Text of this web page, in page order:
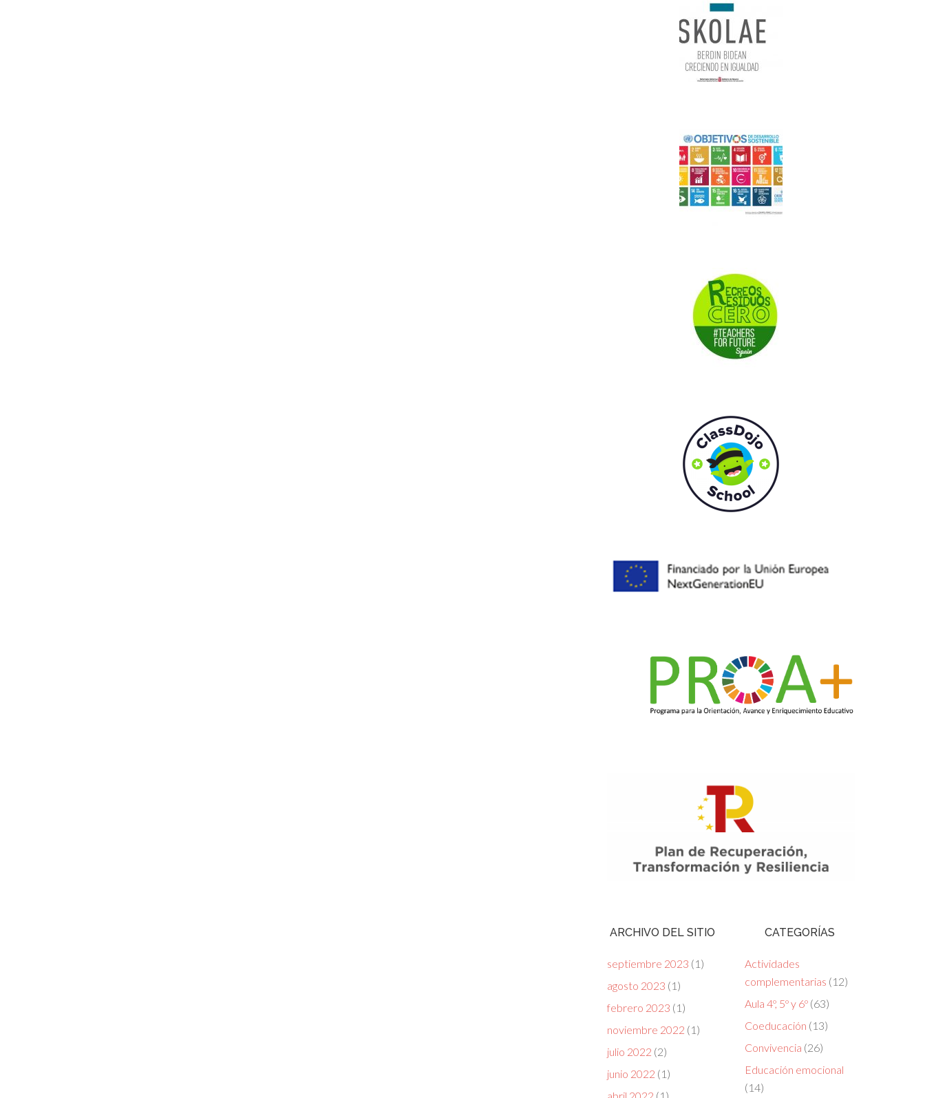
ARCHIVO DEL SITIO
septiembre 2023 (1)
agosto 2023 (1)
febrero 2023 (1)
noviembre 2022 (1)
julio 2022 (2)
junio 2022 (1)
abril 2022 (1)
CATEGORÍAS
Actividades
complementarias (12)
Aula 4º, 5º y 6º (63)
Coeducación (13)
Convivencia (26)
Educación emocional
(14)